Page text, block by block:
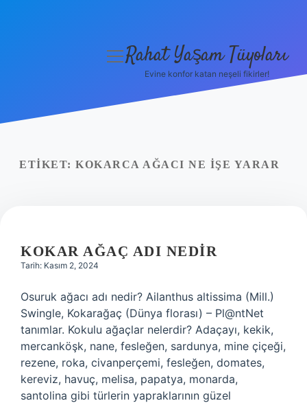
Yasal Uyarı
menüyü
Rahat Yaşam Tüyoları
Evine konfor katan neşeli fikirler!
ETIKET: KOKARCA AĞACI NE IŞE YARAR
KOKAR AĞAÇ ADI NEDIR
Tarih: Kasım 2, 2024
Osuruk ağacı adı nedir? Ailanthus altissima (Mill.)
Swingle, Kokarağaç (Dünya florası) – Pl@ntNet
tanımlar. Kokulu ağaçlar nelerdir? Adaçayı, kekik,
mercanköşk, nane, fesleğen, sardunya, mine çiçeği,
rezene, roka, civanperçemi, fesleğen, domates,
kereviz, havuç, melisa, papatya, monarda,
santolina gibi türlerin yapraklarının güzel